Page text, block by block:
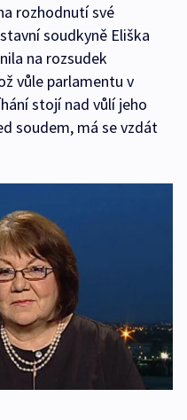
rozhodnutí své
soudkyně Eliška
na rozsudek
vůle parlamentu v
stojí nad vůlí jeho
soudem, má se vzdát